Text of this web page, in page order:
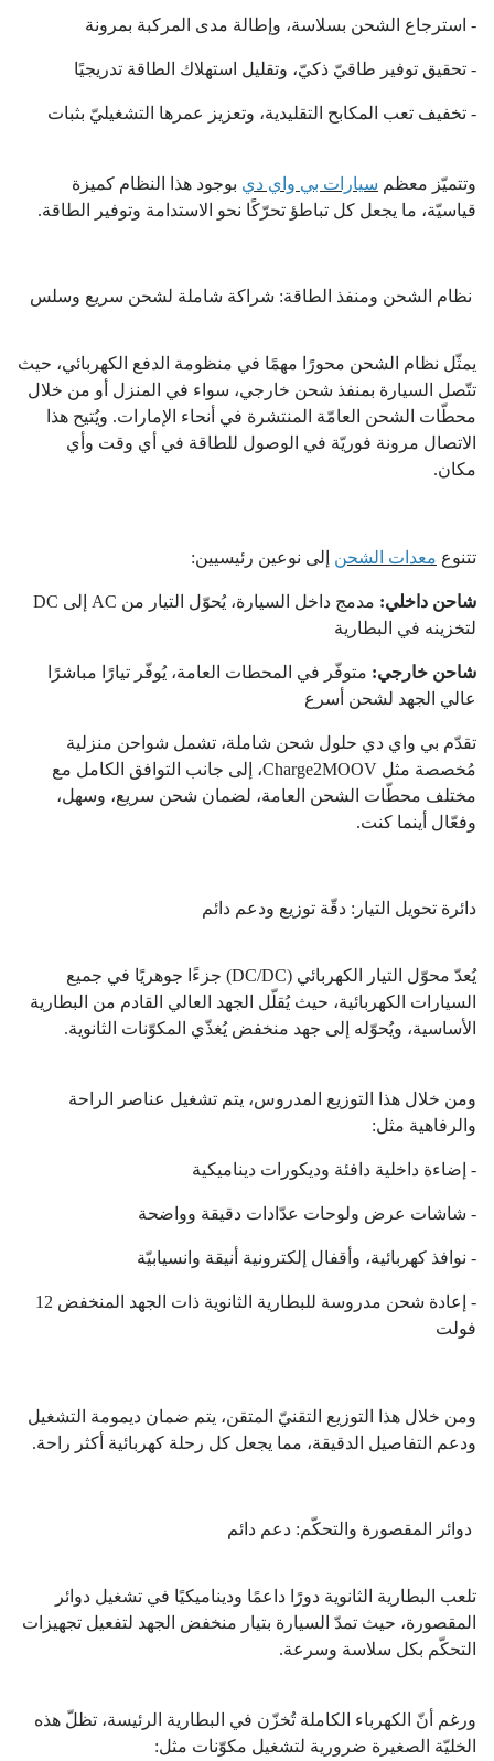
- استرجاع الشحن بسلاسة، وإطالة مدى المركبة بمرونة
- تحقيق توفير طاقيّ ذكيّ، وتقليل استهلاك الطاقة تدريجيًا
- تخفيف تعب المكابح التقليدية، وتعزيز عمرها التشغيليّ بثبات
وتتميّز معظم سيارات بي واي دي بوجود هذا النظام كميزة
قياسيّة، ما يجعل كل تباطؤ تحرّكًا نحو الاستدامة وتوفير الطاقة.
نظام الشحن ومنفذ الطاقة: شراكة شاملة لشحن سريع وسلس
يمثّل نظام الشحن محورًا مهمًا في منظومة الدفع الكهربائي، حيث
تتّصل السيارة بمنفذ شحن خارجي، سواء في المنزل أو من خلال
محطّات الشحن العامّة المنتشرة في أنحاء الإمارات. ويُتيح هذا
الاتصال مرونة فوريّة في الوصول للطاقة في أي وقت وأي
مكان.
تتنوع معدات الشحن إلى نوعين رئيسيين:
شاحن داخلي:
مدمج داخل السيارة، يُحوّل التيار من AC إلى DC
لتخزينه في البطارية
شاحن خارجي: متوفّر في المحطات العامة، يُوفّر تيارًا مباشرًا
عالي الجهد لشحن أسرع
تقدّم بي واي دي حلول شحن شاملة، تشمل شواحن منزلية
مُخصصة مثل Charge2MOOV، إلى جانب التوافق الكامل مع
مختلف محطّات الشحن العامة، لضمان شحن سريع، وسهل،
وفعّال أينما كنت.
دائرة تحويل التيار: دقّة توزيع ودعم دائم
يُعدّ محوّل التيار الكهربائي (DC/DC) جزءًا جوهريًا في جميع
السيارات الكهربائية، حيث يُقلّل الجهد العالي القادم من البطارية
الأساسية، ويُحوّله إلى جهد منخفض يُغذّي المكوّنات الثانوية.
ومن خلال هذا التوزيع المدروس، يتم تشغيل عناصر الراحة
والرفاهية مثل:
- إضاءة داخلية دافئة وديكورات ديناميكية
- شاشات عرض ولوحات عدّادات دقيقة وواضحة
- نوافذ كهربائية، وأقفال إلكترونية أنيقة وانسيابيّة
- إعادة شحن مدروسة للبطارية الثانوية ذات الجهد المنخفض 12
فولت
ومن خلال هذا التوزيع التقنيّ المتقن، يتم ضمان ديمومة التشغيل
ودعم التفاصيل الدقيقة، مما يجعل كل رحلة كهربائية أكثر راحة.
دوائر المقصورة والتحكّم: دعم دائم
تلعب البطارية الثانوية دورًا داعمًا وديناميكيًا في تشغيل دوائر
المقصورة، حيث تمدّ السيارة بتيار منخفض الجهد لتفعيل تجهيزات
التحكّم بكل سلاسة وسرعة.
ورغم أنّ الكهرباء الكاملة تُخزّن في البطارية الرئيسة، تظلّ هذه
الخليّة الصغيرة ضرورية لتشغيل مكوّنات مثل: